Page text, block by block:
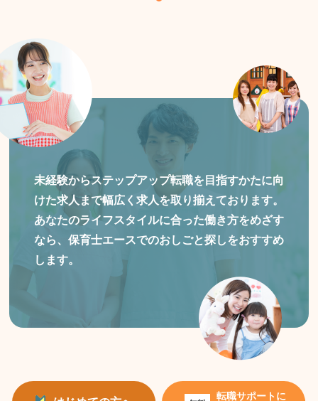
未経験からステップアップ転職を目指すかたに向
けた求人まで幅広く求人を取り揃えております。
あなたのライフスタイルに合った働き方をめざす
なら、保育士エースでのおしごと探しをおすすめ
します。
転職サポートに